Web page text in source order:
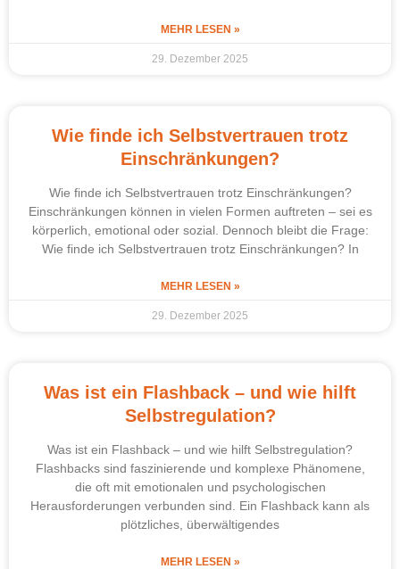
MEHR LESEN »
29. Dezember 2025
Wie finde ich Selbstvertrauen trotz
Einschränkungen?
Wie finde ich Selbstvertrauen trotz Einschränkungen?
Einschränkungen können in vielen Formen auftreten – sei es
körperlich, emotional oder sozial. Dennoch bleibt die Frage:
Wie finde ich Selbstvertrauen trotz Einschränkungen? In
MEHR LESEN »
29. Dezember 2025
Was ist ein Flashback – und wie hilft
Selbstregulation?
Was ist ein Flashback – und wie hilft Selbstregulation?
Flashbacks sind faszinierende und komplexe Phänomene,
die oft mit emotionalen und psychologischen
Herausforderungen verbunden sind. Ein Flashback kann als
plötzliches, überwältigendes
MEHR LESEN »